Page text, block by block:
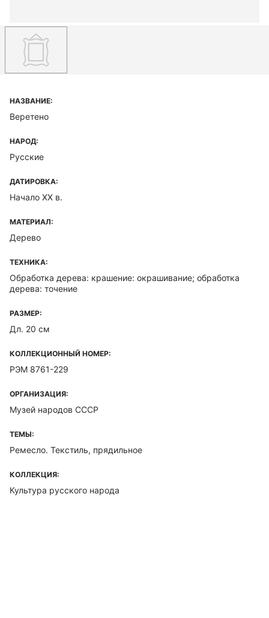
НАЗВАНИЕ:
Веретено
НАРОД:
Русские
ДАТИРОВКА:
Начало XX в.
МАТЕРИАЛ:
Дерево
ТЕХНИКА:
Обработка дерева: крашение: окрашивание; обработка
дерева: точение
РАЗМЕР:
Дл. 20 см
КОЛЛЕКЦИОННЫЙ НОМЕР:
РЭМ 8761-229
ОРГАНИЗАЦИЯ:
Музей народов СССР
ТЕМЫ:
Ремесло. Текстиль, прядильное
КОЛЛЕКЦИЯ:
Культура русского народа